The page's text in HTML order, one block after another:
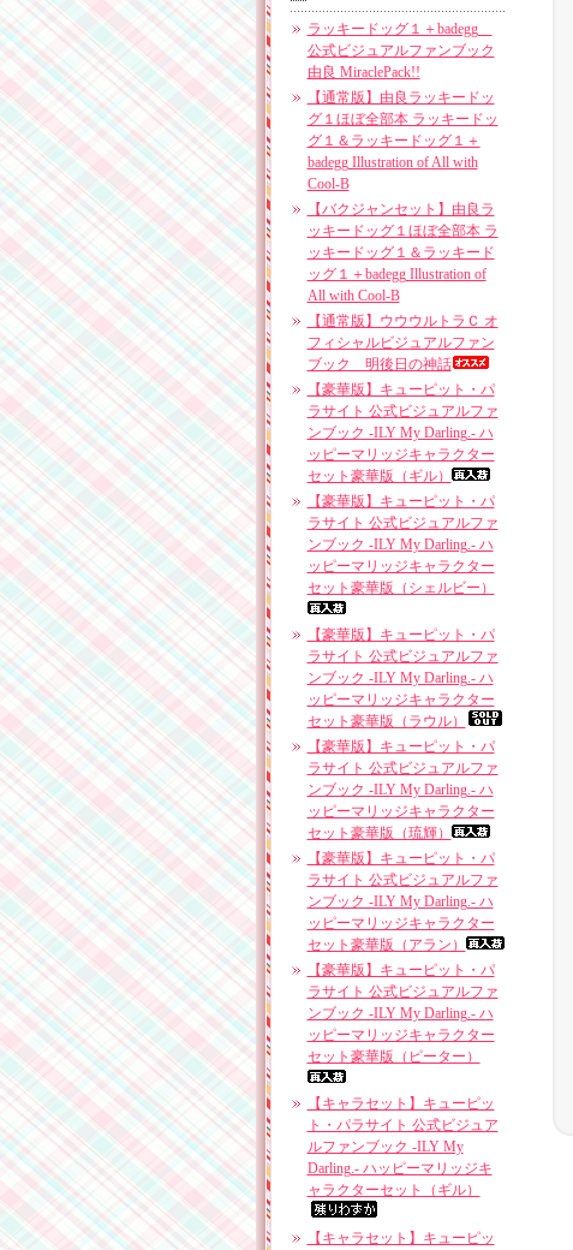
ラッキードッグ１＋badegg
公式ビジュアルファンブック
由良 MiraclePack!!
【通常版】由良ラッキードッ
グ１ほぼ全部本 ラッキードッ
グ１＆ラッキードッグ１＋
badegg Illustration of All with
Cool-B
【バクジャンセット】由良ラ
ッキードッグ１ほぼ全部本 ラ
ッキードッグ１＆ラッキード
ッグ１＋badegg Illustration of
All with Cool-B
【通常版】ウウウルトラＣ オ
フィシャルビジュアルファン
ブック 明後日の神話
【豪華版】キューピット・パ
ラサイト 公式ビジュアルファ
ンブック -ILY My Darling.- ハ
ッピーマリッジキャラクター
セット豪華版（ギル）
【豪華版】キューピット・パ
ラサイト 公式ビジュアルファ
ンブック -ILY My Darling.- ハ
ッピーマリッジキャラクター
セット豪華版（シェルビー）
【豪華版】キューピット・パ
ラサイト 公式ビジュアルファ
ンブック -ILY My Darling.- ハ
ッピーマリッジキャラクター
セット豪華版（ラウル）
【豪華版】キューピット・パ
ラサイト 公式ビジュアルファ
ンブック -ILY My Darling.- ハ
ッピーマリッジキャラクター
セット豪華版（琉輝）
【豪華版】キューピット・パ
ラサイト 公式ビジュアルファ
ンブック -ILY My Darling.- ハ
ッピーマリッジキャラクター
セット豪華版（アラン）
【豪華版】キューピット・パ
ラサイト 公式ビジュアルファ
ンブック -ILY My Darling.- ハ
ッピーマリッジキャラクター
セット豪華版（ピーター）
【キャラセット】キューピッ
ト・パラサイト 公式ビジュア
ルファンブック -ILY My
Darling.- ハッピーマリッジキ
ャラクターセット（ギル）
【キャラセット】キューピッ